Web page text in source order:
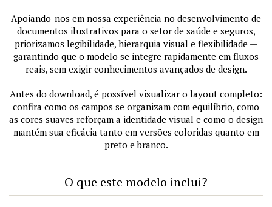
Apoiando-nos em nossa experiência no desenvolvimento de
documentos ilustrativos para o setor de saúde e seguros,
priorizamos legibilidade, hierarquia visual e flexibilidade —
garantindo que o modelo se integre rapidamente em fluxos
reais, sem exigir conhecimentos avançados de design.
Antes do download, é possível visualizar o layout completo:
confira como os campos se organizam com equilíbrio, como
as cores suaves reforçam a identidade visual e como o design
mantém sua eficácia tanto em versões coloridas quanto em
preto e branco.
O que este modelo inclui?